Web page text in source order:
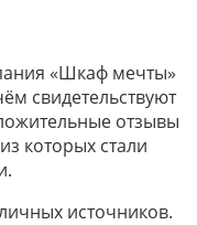
«Шкаф мечты»
свидетельствуют
отзывы
которых стали
источников.